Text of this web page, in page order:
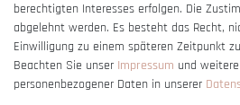
Vertrag
berechtigten Interesses erfolgen. Die
abgelehnt werden. Es besteht das Recht,
Einwilligung zu einem späteren Zeitpunkt
Beachten Sie unser Impressum und
personenbezogener Daten in unserer